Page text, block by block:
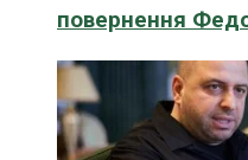
повернення